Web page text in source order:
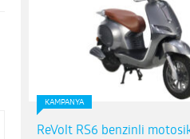
KAMPANYA
ReVolt RS6 benzinli